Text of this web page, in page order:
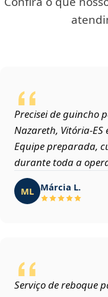
Precisei de guincho
Nazareth,
Equipe preparada,
durante toda a
ML Márcia L.
Serviço de reboque